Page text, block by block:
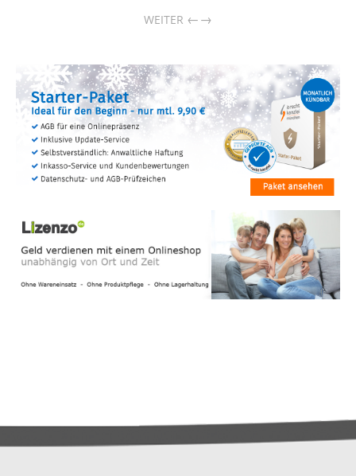
WEITER →